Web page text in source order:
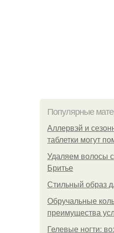
Популярные
Аллервэй и
таблетки могут
Удаляем волосы
Бритье
Стильный образ
Обручальные
преимущества
Гелевые ногти: